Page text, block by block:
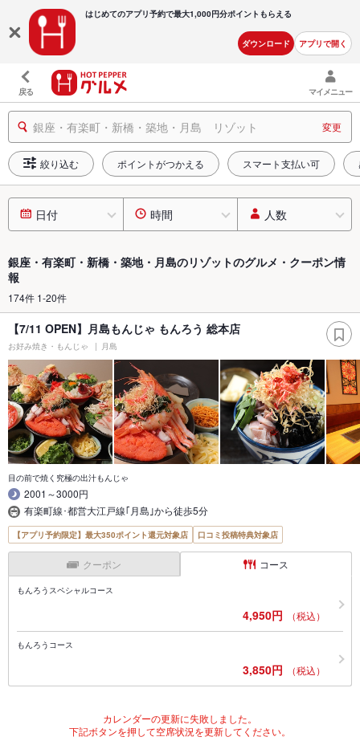
はじめてのアプリ予約で最大1,000円分ポイントもらえる
ダウンロード アプリで開く
戻る マイメニュー
銀座・有楽町・新橋・築地・月島 リゾット 変更
絞り込む ポイントがつかえる スマート支払い可
日付 時間 人数
銀座・有楽町・新橋・築地・月島のリゾットのグルメ・クーポン情
報
174件 1-20件
【7/11 OPEN】月島もんじゃ もんろう 総本店
お好み焼き・もんじゃ 月島
目の前で焼く究極の出汁もんじゃ
2001～3000円
有楽町線･都営大江戸線｢月島｣から徒歩5分
【アプリ予約限定】最大350ポイント還元対象店 口コミ投稿特典対象店
クーポン コース
もんろうスペシャルコース
4,950円 （税込）
もんろうコース
3,850円 （税込）
カレンダーの更新に失敗しました。
下記ボタンを押して空席状況を更新してください。